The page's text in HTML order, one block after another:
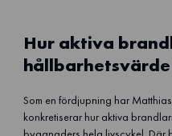
Hur aktiva
hållbarhetsvärde
Som en fördjupning har
konkretiserar hur aktiva